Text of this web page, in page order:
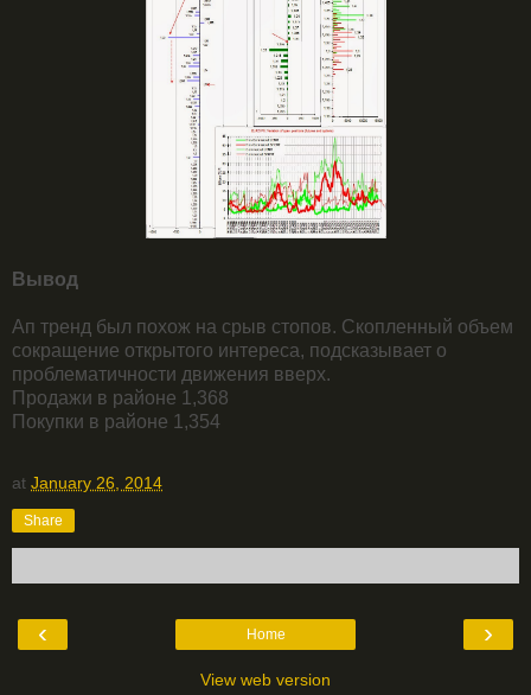
Вывод
Ап тренд был похож на срыв стопов. Скопленный объем
сокращение открытого интереса, подсказывает о
проблематичности движения вверх.
Продажи в районе 1,368
Покупки в районе 1,354
at January 26, 2014
Share
‹ ›
Home
View web version